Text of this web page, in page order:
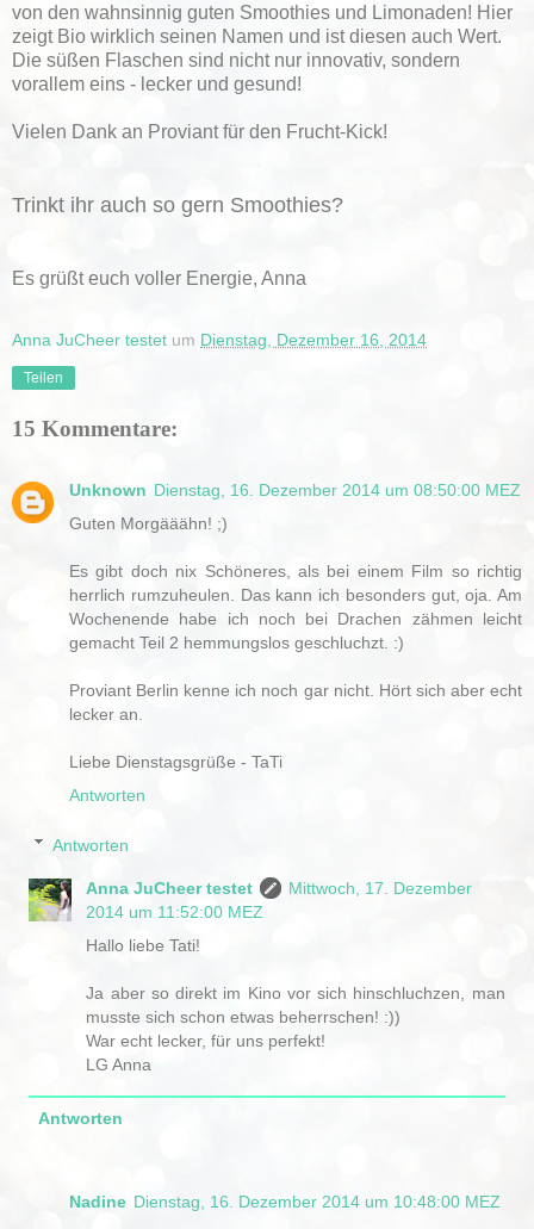
von den wahnsinnig guten Smoothies und Limonaden! Hier
zeigt Bio wirklich seinen Namen und ist diesen auch Wert.
Die süßen Flaschen sind nicht nur innovativ, sondern
vorallem eins - lecker und gesund!
Vielen Dank an Proviant für den Frucht-Kick!
Trinkt ihr auch so gern Smoothies?
Es grüßt euch voller Energie, Anna
Anna JuCheer testet um Dienstag, Dezember 16, 2014
Teilen
15 Kommentare:
Unknown Dienstag, 16. Dezember 2014 um 08:50:00 MEZ
Guten Morgääähn! ;)
Es gibt doch nix Schöneres, als bei einem Film so richtig
herrlich rumzuheulen. Das kann ich besonders gut, oja. Am
Wochenende habe ich noch bei Drachen zähmen leicht
gemacht Teil 2 hemmungslos geschluchzt. :)
Proviant Berlin kenne ich noch gar nicht. Hört sich aber echt
lecker an.
Liebe Dienstagsgrüße - TaTi
Antworten
Antworten
Anna JuCheer testet
Mittwoch, 17. Dezember
2014 um 11:52:00 MEZ
Hallo liebe Tati!
Ja aber so direkt im Kino vor sich hinschluchzen, man
musste sich schon etwas beherrschen! :))
War echt lecker, für uns perfekt!
LG Anna
Antworten
Nadine Dienstag, 16. Dezember 2014 um 10:48:00 MEZ